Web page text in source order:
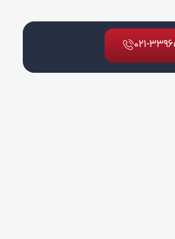
021-